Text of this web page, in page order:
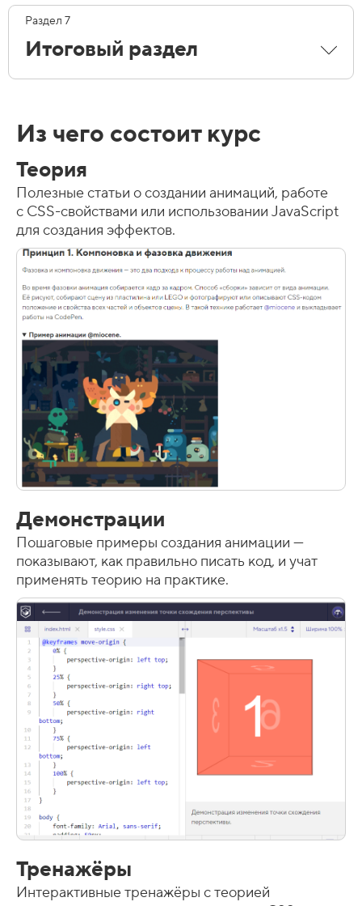
Раздел 7
Итоговый раздел
Из чего состоит курс
Теория
Полезные статьи о создании анимаций, работе
с CSS-свойствами или использовании JavaScript
для создания эффектов.
Демонстрации
Пошаговые примеры создания анимации —
показывают, как правильно писать код, и учат
применять теорию на практике.
Тренажёры
Интерактивные тренажёры с теорией